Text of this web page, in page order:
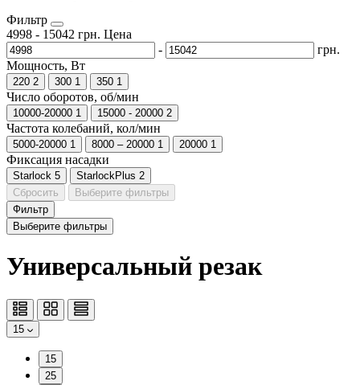
Фильтр
4998 - 15042 грн. Цена
-
грн.
Мощность, Вт
220 2 300 1 350 1
Число оборотов, об/мин
10000-20000 1 15000 - 20000 2
Частота колебаний, кол/мин
5000-20000 1 8000 – 20000 1 20000 1
Фиксация насадки
Starlock 5 StarlockPlus 2
Сбросить
Выберите фильтры
Фильтр
Выберите фильтры
Универсальный резак
15
15
25